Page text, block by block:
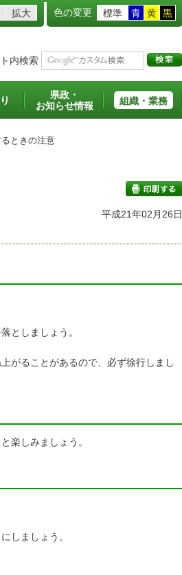
拡大 色の変更 標準 青 黄 黒
内検索
県政・
お知らせ情報
組織・業務
ときの注意
印刷する
平成21年02月26日
としましょう。
がることがあるので、必ず徐行しまし
楽しみましょう。
しましょう。